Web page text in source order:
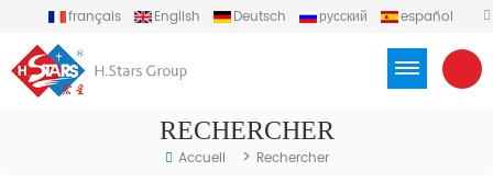
français English Deutsch русский
español
RECHERCHER
Accueil > Rechercher